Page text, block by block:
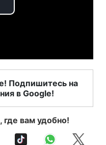
Подпишитесь на
в Google!
где вам удобно!